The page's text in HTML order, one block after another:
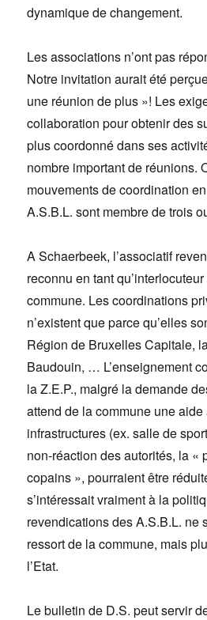
dynamique de changement.
Les associations n’ont pas
Notre invitation aurait été
une réunion de plus »! Les
collaboration pour obtenir des
plus coordonné dans ses
nombre important de réunions.
mouvements de coordination
A.S.B.L. sont membre de trois
A Schaerbeek, l’associatif
reconnu en tant
commune. Les coordinations
n’existent que parce qu’elles
Région de Bruxelles Capitale,
Baudouin, … L’enseignement
la Z.E.P., malgré la demande
attend de la commune une
infrastructures (ex. salle de
non-réaction des autorités, la «
copains », pourraient être
s’intéressait vraiment à la
revendications des A.S.B.L. ne
ressort de la commune, mais
l’Etat.
Le bulletin de D.S. peut servir